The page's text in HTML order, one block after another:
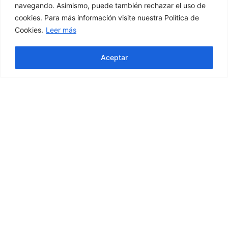
navegando. Asimismo, puede también rechazar el uso de
cookies. Para más información visite nuestra Política de
Cookies. Leer más
Aceptar
Calle José Enrique Marrero, 9 – CP 35017
Las Palmas de Gran Canaria
Teléfonos:(+34)665 471 918
info@braszuca.com
Hola! ¿En qué podemos ayudarte?